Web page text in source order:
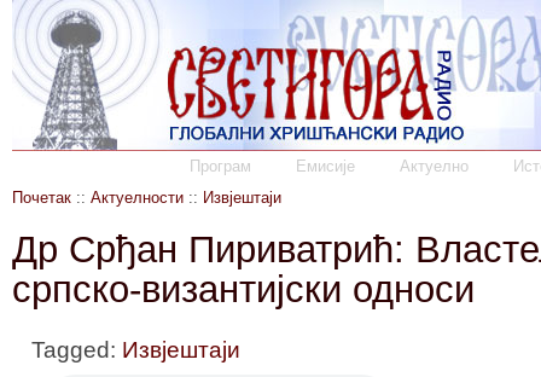
Програм Емисије Актуелно
Почетак :: Актуелности :: Извјештаји
Др Срђан Пириватрић:
српско-византијски односи
Tagged: Извјештаји